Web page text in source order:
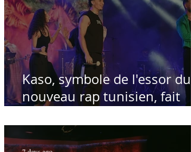
Kaso, symbole de l'essor du
nouveau rap tunisien, fait
international de Sfax - Par
Sofien Manaï